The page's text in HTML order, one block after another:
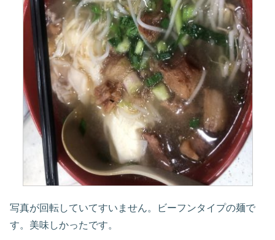
写真が回転していてすいません。ビーフンタイプの麺で
す。美味しかったです。